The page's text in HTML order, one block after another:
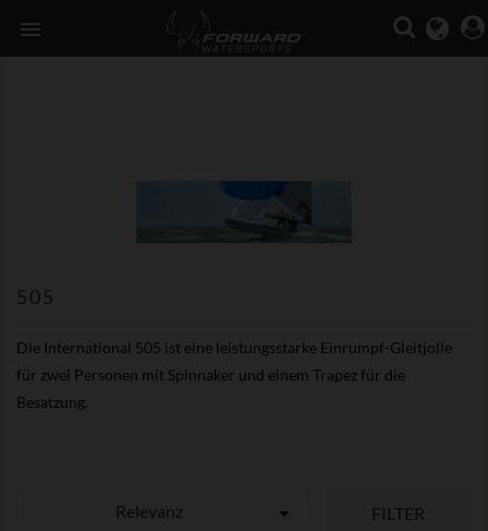

505
Die International 505 ist eine leistungsstarke Einrumpf-Gleitjolle
für zwei Personen mit Spinnaker und einem Trapez für die
Besatzung.
Relevanz  FILTER